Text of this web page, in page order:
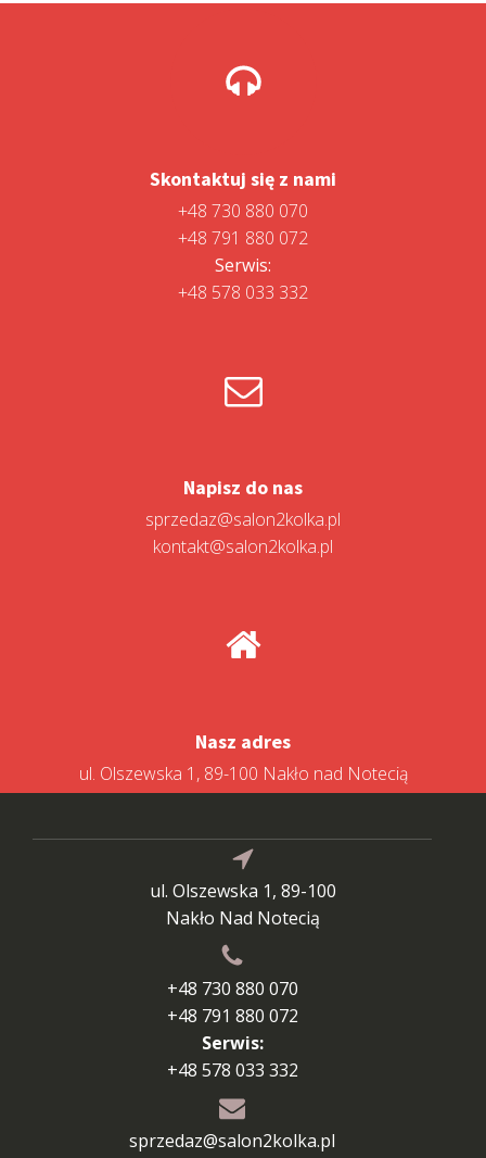
Skontaktuj się z nami
+48 730 880 070
+48 791 880 072
Serwis:
+48 578 033 332
Napisz do nas
sprzedaz@salon2kolka.pl
kontakt@salon2kolka.pl
Nasz adres
ul. Olszewska 1, 89-100 Nakło nad Notecią
ul. Olszewska 1, 89-100
Nakło Nad Notecią
+48 730 880 070
+48 791 880 072
Serwis:
+48 578 033 332
sprzedaz@salon2kolka.pl